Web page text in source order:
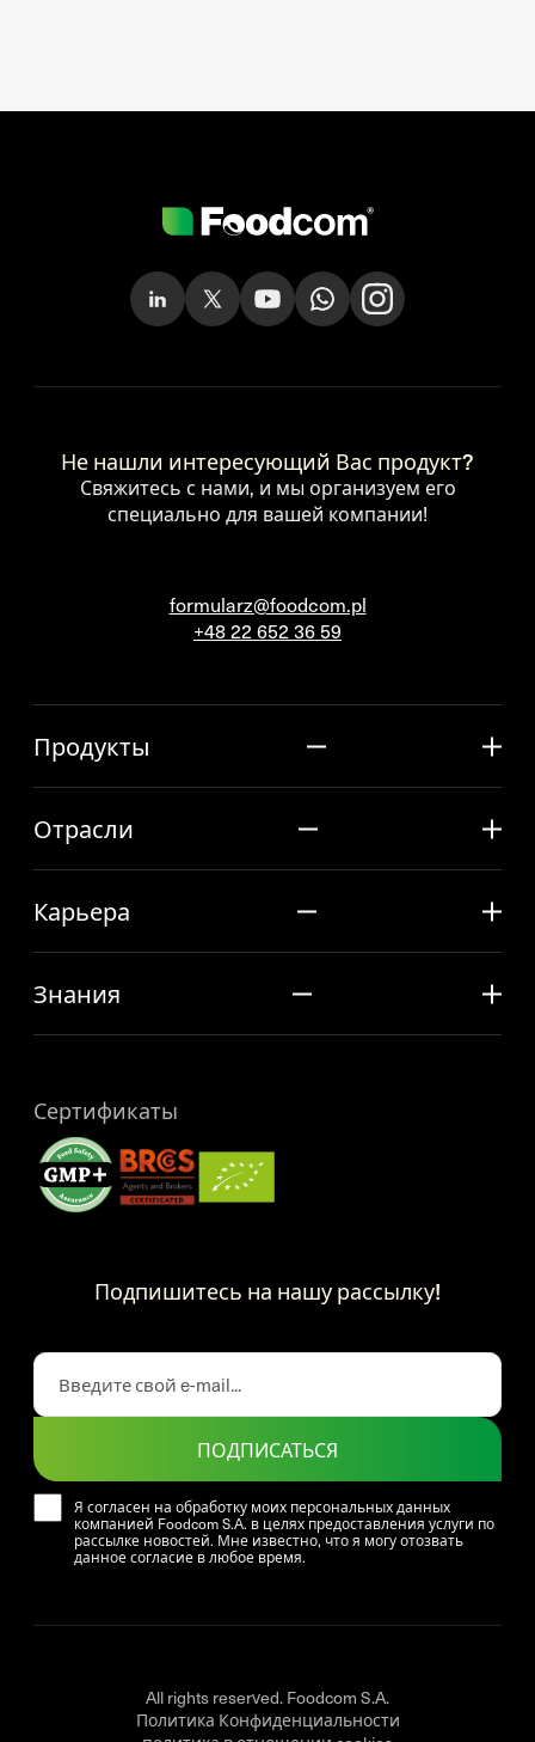
Не нашли интересующий Вас продукт?
Свяжитесь с нами, и мы организуем его
специально для вашей компании!
formularz@foodcom.pl
+48 22 652 36 59
Продукты
Отрасли
Карьера
Знания
Сертификаты
Подпишитесь на нашу рассылку!
Я согласен на обработку моих персональных данных
компанией Foodcom S.A. в целях предоставления услуги по
рассылке новостей. Мне известно, что я могу отозвать
данное согласие в любое время.
ПОДПИСАТЬСЯ
All rights reserved. Foodcom S.A.
Политика Конфиденциальности